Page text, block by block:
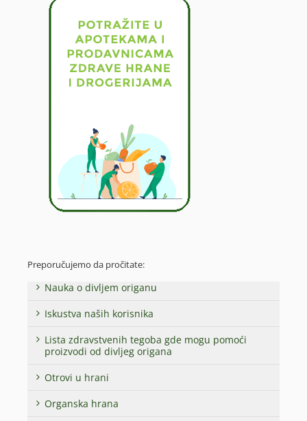
Preporučujemo da pročitate:
Nauka o divljem origanu
Iskustva naših korisnika
Lista zdravstvenih tegoba gde mogu pomoći
proizvodi od divljeg origana
Otrovi u hrani
Organska hrana